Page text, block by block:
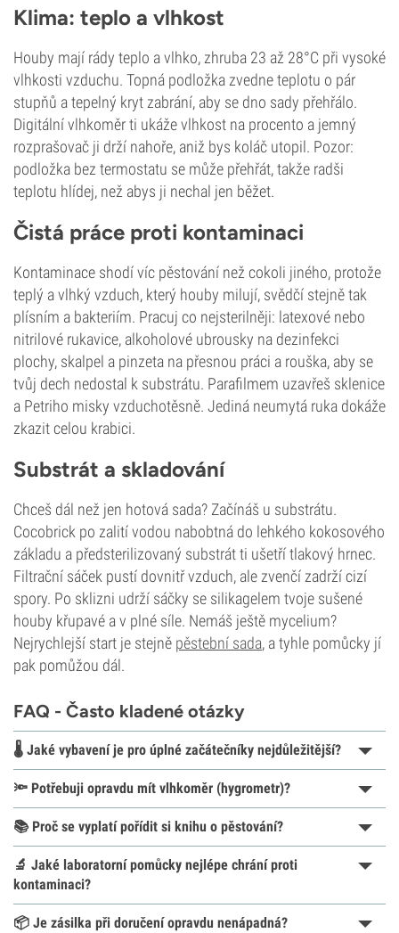
Klima: teplo a vlhkost
Houby mají rády teplo a vlhko, zhruba 23 až 28°C při vysoké
vlhkosti vzduchu. Topná podložka zvedne teplotu o pár
stupňů a tepelný kryt zabrání, aby se dno sady přehřálo.
Digitální vlhkoměr ti ukáže vlhkost na procento a jemný
rozprašovač ji drží nahoře, aniž bys koláč utopil. Pozor:
podložka bez termostatu se může přehřát, takže radši
teplotu hlídej, než abys ji nechal jen běžet.
Čistá práce proti kontaminaci
Kontaminace shodí víc pěstování než cokoli jiného, protože
teplý a vlhký vzduch, který houby milují, svědčí stejně tak
plísním a bakteriím. Pracuj co nejsterilněji: latexové nebo
nitrilové rukavice, alkoholové ubrousky na dezinfekci
plochy, skalpel a pinzeta na přesnou práci a rouška, aby se
tvůj dech nedostal k substrátu. Parafilmem uzavřeš sklenice
a Petriho misky vzduchotěsně. Jediná neumytá ruka dokáže
zkazit celou krabici.
Substrát a skladování
Chceš dál než jen hotová sada? Začínáš u substrátu.
Cocobrick po zalití vodou nabobtná do lehkého kokosového
základu a předsterilizovaný substrát ti ušetří tlakový hrnec.
Filtrační sáček pustí dovnitř vzduch, ale zvenčí zadrží cizí
spory. Po sklizni udrží sáčky se silikagelem tvoje sušené
houby křupavé a v plné síle. Nemáš ještě mycelium?
Nejrychlejší start je stejně pěstební sada, a tyhle pomůcky jí
pak pomůžou dál.
FAQ - Často kladené otázky
🌡️ Jaké vybavení je pro úplné začátečníky nejdůležitější?
🔦 Potřebuji opravdu mít vlhkoměr (hygrometr)?
📚 Proč se vyplatí pořídit si knihu o pěstování?
🔬 Jaké laboratorní pomůcky nejlépe chrání proti
kontaminaci?
📦 Je zásilka při doručení opravdu nenápadná?